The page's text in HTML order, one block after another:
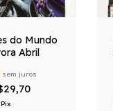
do Mundo
Abril
sem juros
Pix